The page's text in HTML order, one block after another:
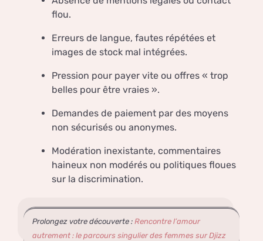
flou.
Erreurs de langue, fautes répétées et
images de stock mal intégrées.
Pression pour payer vite ou offres « trop
belles pour être vraies ».
Demandes de paiement par des moyens
non sécurisés ou anonymes.
Modération inexistante, commentaires
haineux non modérés ou politiques floues
sur la discrimination.
Prolongez votre découverte : Rencontre l’amour
autrement : le parcours singulier des femmes sur Djizz